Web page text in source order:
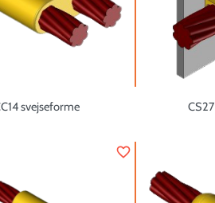
svejseforme
favorite_border